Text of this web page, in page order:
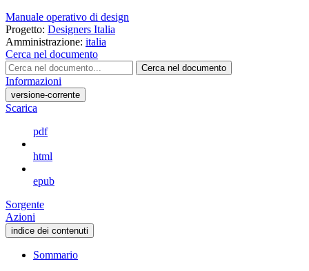
Manuale operativo di design
Progetto: Designers Italia
Amministrazione: italia
Cerca nel documento
Cerca nel documento
Informazioni
versione-corrente
Scarica
pdf
html
epub
Sorgente
Azioni
indice dei contenuti
Sommario